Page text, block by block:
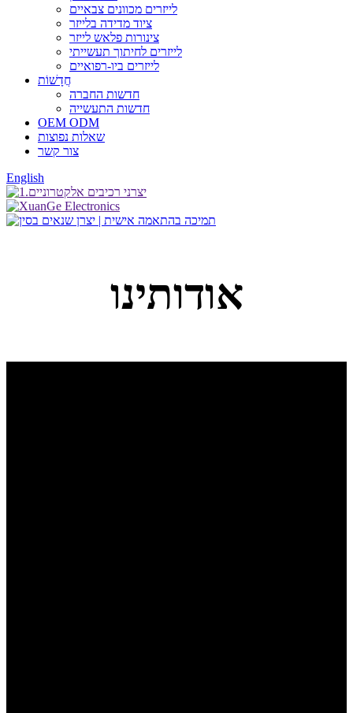
לייזרים מכוונים צבאיים
ציוד מדידה בלייזר
צינורות פלאש לייזר
לייזרים לחיתוך תעשייתי
לייזרים ביו-רפואיים
חֲדָשׁוֹת
חדשות החברה
חדשות התעשייה
OEM ODM
שאלות נפוצות
צור קשר
English
אודותינו